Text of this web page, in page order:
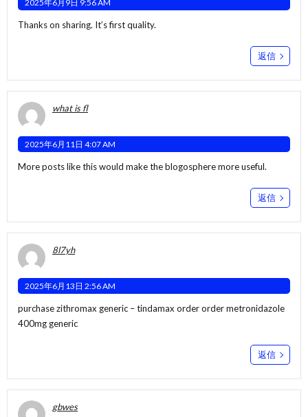
2025年6月9日 9:56 AM
Thanks on sharing. It’s first quality.
返信
what is fl
2025年6月11日 4:07 AM
More posts like this would make the blogosphere more useful.
返信
8l7yh
2025年6月13日 2:56 AM
purchase zithromax generic –tindamax orderorder metronidazole
400mg generic
返信
gbwes